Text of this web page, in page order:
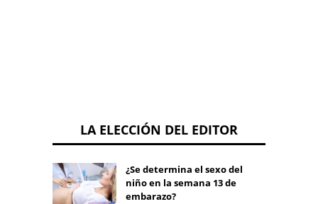
LA ELECCIÓN DEL EDITOR
¿Se determina el sexo del
niño en la semana 13 de
embarazo?